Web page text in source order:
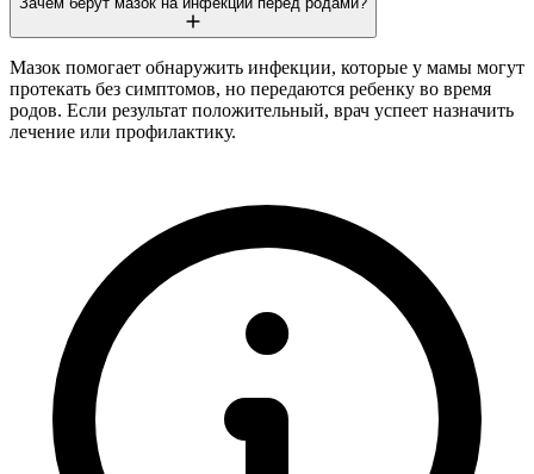
Мазок помогает обнаружить инфекции, которые у мамы могут
протекать без симптомов, но передаются ребенку во время
родов. Если результат положительный, врач успеет назначить
лечение или профилактику.